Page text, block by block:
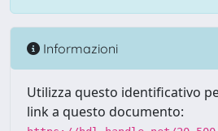
Informazioni
Utilizza questo identificativo
link a questo documento: